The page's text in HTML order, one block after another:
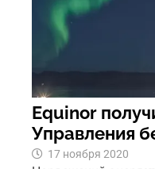
Equinor
Управления
17 ноября 2020